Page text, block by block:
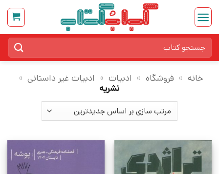
Skip
content
برای:
خانه » فروشگاه » ادبیات » ادبیات غیر داستانی »
نشریه